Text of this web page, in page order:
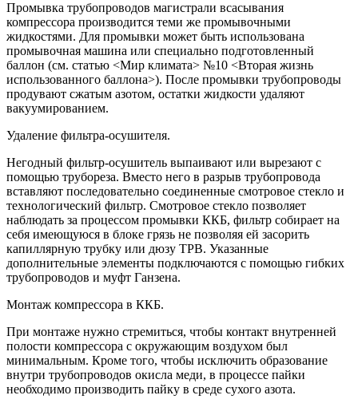
Промывка трубопроводов магистрали всасывания
компрессора производится теми же промывочными
жидкостями. Для промывки может быть использована
промывочная машина или специально подготовленный
баллон (см. статью <Мир климата> №10 <Вторая жизнь
использованного баллона>). После промывки трубопроводы
продувают сжатым азотом, остатки жидкости удаляют
вакуумированием.
Удаление фильтра-осушителя.
Негодный фильтр-осушитель выпаивают или вырезают с
помощью трубореза. Вместо него в разрыв трубопровода
вставляют последовательно соединенные смотровое стекло и
технологический фильтр. Смотровое стекло позволяет
наблюдать за процессом промывки ККБ, фильтр собирает на
себя имеющуюся в блоке грязь не позволяя ей засорить
капиллярную трубку или дюзу ТРВ. Указанные
дополнительные элементы подключаются с помощью гибких
трубопроводов и муфт Ганзена.
Монтаж компрессора в ККБ.
При монтаже нужно стремиться, чтобы контакт внутренней
полости компрессора с окружающим воздухом был
минимальным. Кроме того, чтобы исключить образование
внутри трубопроводов окисла меди, в процессе пайки
необходимо производить пайку в среде сухого азота.